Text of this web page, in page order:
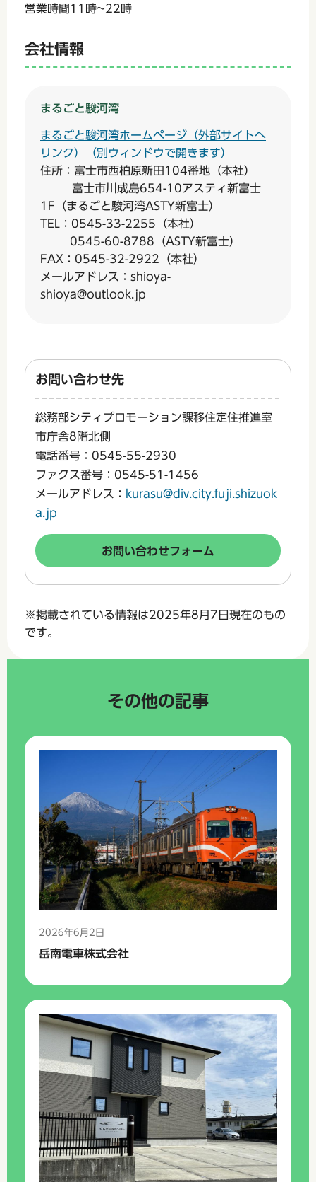
営業時間11時~22時
会社情報
まるごと駿河湾
まるごと駿河湾ホームページ（外部サイトへ
リンク）（別ウィンドウで開きます）
住所：富士市西柏原新田104番地（本社）
富士市川成島654-10アスティ新富士
1F（まるごと駿河湾ASTY新富士）
TEL：0545-33-2255（本社）
0545-60-8788（ASTY新富士）
FAX：0545-32-2922（本社）
メールアドレス：shioya-
shioya@outlook.jp
お問い合わせ先
総務部シティプロモーション課移住定住推進室
市庁舎8階北側
電話番号：0545-55-2930
ファクス番号：0545-51-1456
メールアドレス： kurasu@div.city.fuji.shizuok
a.jp
※掲載されている情報は2025年8月7日現在のもの
です。
その他の記事
2026年6月2日
岳南電車株式会社